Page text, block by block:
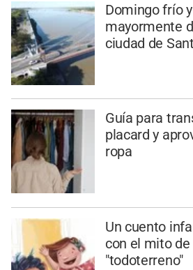
Domingo frío
mayormente
ciudad de
Guía para
placard y
ropa
Un cuento
con el mito
"todoterreno"